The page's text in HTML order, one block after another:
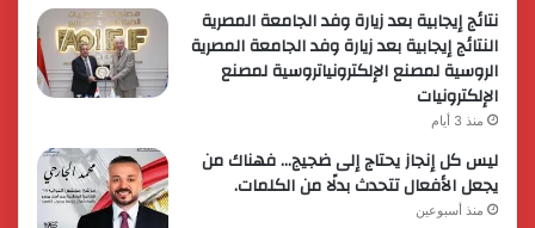
نتائج إيجابية بعد زيارة وفد الجامعة المصرية
النتائج إيجابية بعد زيارة وفد الجامعة المصرية
الروسية لمصنع الإلكترونياتروسية لمصنع
الإلكترونيات
منذ 3 أيام
ليس كل إنجاز يحتاج إلى ضجيج… فهناك من
يجعل الأفعال تتحدث بدلًا من الكلمات.
منذ أسبوعين